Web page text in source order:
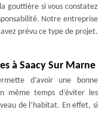
gouttière si vous constatez
Notre entreprise
prévu ce type de projet.
à Saacy Sur Marne
d’avoir une bonne
même temps d’éviter les
de l’habitat. En effet, si